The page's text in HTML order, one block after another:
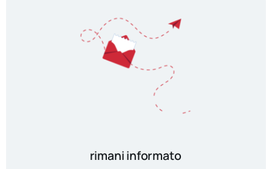
rimani informato